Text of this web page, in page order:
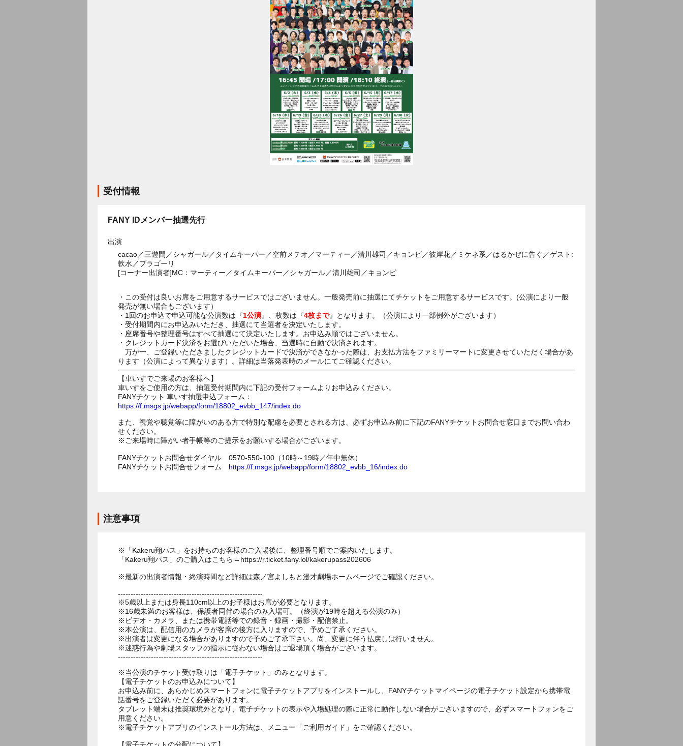
受付情報
FANY IDメンバー抽選先行
出演
cacao／三遊間／シャガール／タイムキーパー／空前メテオ／マーティー／清川雄司／キョンビ／彼岸花／ミケネ系／はるかぜに告ぐ／ゲスト:
軟水／ブラゴーリ
[コーナー出演者]MC：マーティー／タイムキーパー／シャガール／清川雄司／キョンビ
・この受付は良いお席をご用意するサービスではございません。一般発売前に抽選にてチケットをご用意するサービスです。(公演により一般
発売が無い場合もございます）
・1回のお申込で申込可能な公演数は『1公演』、枚数は『4枚まで』となります。（公演により一部例外がございます）
・受付期間内にお申込みいただき、抽選にて当選者を決定いたします。
・座席番号や整理番号はすべて抽選にて決定いたします。お申込み順ではございません。
・クレジットカード決済をお選びいただいた場合、当選時に自動で決済されます。
万が一、ご登録いただきましたクレジットカードで決済ができなかった際は、お支払方法をファミリーマートに変更させていただく場合があ
ります（公演によって異なります）。詳細は当落発表時のメールにてご確認ください。
【車いすでご来場のお客様へ】
車いすをご使用の方は、抽選受付期間内に下記の受付フォームよりお申込みください。
FANYチケット 車いす抽選申込フォーム：
https://f.msgs.jp/webapp/form/18802_evbb_147/index.do
また、視覚や聴覚等に障がいのある方で特別な配慮を必要とされる方は、必ずお申込み前に下記のFANYチケットお問合せ窓口までお問い合わ
せください。
※ご来場時に障がい者手帳等のご提示をお願いする場合がございます。
FANYチケットお問合せダイヤル 0570-550-100（10時～19時／年中無休）
FANYチケットお問合せフォーム https://f.msgs.jp/webapp/form/18802_evbb_16/index.do
注意事項
※「Kakeru翔パス」をお持ちのお客様のご入場後に、整理番号順でご案内いたします。
「Kakeru翔パス」のご購入はこちら→https://r.ticket.fany.lol/kakerupass202606
※最新の出演者情報・終演時間など詳細は森ノ宮よしもと漫才劇場ホームページでご確認ください。
---------------------------------------------------------
※5歳以上または身長110cm以上のお子様はお席が必要となります。
※16歳未満のお客様は、保護者同伴の場合のみ入場可。（終演が19時を超える公演のみ）
※ビデオ・カメラ、または携帯電話等での録音・録画・撮影・配信禁止。
※本公演は、配信用のカメラが客席の後方に入りますので、予めご了承ください。
※出演者は変更になる場合がありますので予めご了承下さい。尚、変更に伴う払戻しは行いません。
※迷惑行為や劇場スタッフの指示に従わない場合はご退場頂く場合がございます。
---------------------------------------------------------
※当公演のチケット受け取りは「電子チケット」のみとなります。
【電子チケットのお申込みについて】
お申込み前に、あらかじめスマートフォンに電子チケットアプリをインストールし、FANYチケットマイページの電子チケット設定から携帯電
話番号をご登録いただく必要があります。
タブレット端末は推奨環境外となり、電子チケットの表示や入場処理の際に正常に動作しない場合がございますので、必ずスマートフォンをご
用意ください。
※電子チケットアプリのインストール方法は、メニュー「ご利用ガイド」をご確認ください。